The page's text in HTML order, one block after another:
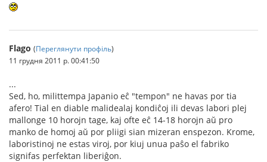
Flago (Переглянути профіль)
11 грудня 2011 р. 00:41:50
...
Sed, ho, milittempa Japanio eĉ "tempon" ne havas por tia
afero! Tial en diable malidealaj kondiĉoj ili devas labori plej
mallonge 10 horojn tage, kaj ofte eĉ 14-18 horojn aŭ pro
manko de homoj aŭ por pliigi sian mizeran enspezon. Krome,
laboristinoj ne estas viroj, por kiuj unua paŝo el fabriko
signifas perfektan liberiĝon.